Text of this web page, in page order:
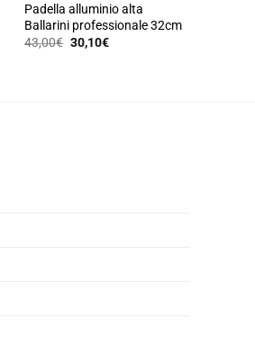
Padella alluminio alta
Ballarini professionale 32cm
43,00€ Il
30,10€Il